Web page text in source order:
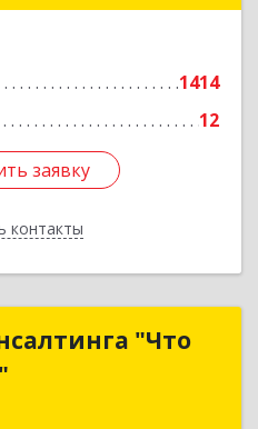
1414
12
заявку
контакты
заявку
"Что
"Что